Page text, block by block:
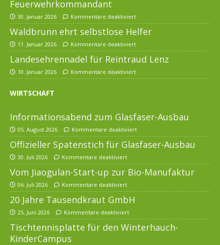
Feuerwehrkommandant
30. Januar 2026 Kommentare deaktiviert
Waldbrunn ehrt selbstlose Helfer
11. Januar 2026 Kommentare deaktiviert
Landesehrennadel für Reintraud Lenz
10. Januar 2026 Kommentare deaktiviert
WIRTSCHAFT
Informationsabend zum Glasfaser-Ausbau
05. August 2026 Kommentare deaktiviert
Offizieller Spatenstich für Glasfaser-Ausbau
30. Juli 2026 Kommentare deaktiviert
Vom Jiaogulan-Start-up zur Bio-Manufaktur
06. Juli 2026 Kommentare deaktiviert
20 Jahre Tausendkraut GmbH
25. Juni 2026 Kommentare deaktiviert
Tischtennisplatte für den Winterhauch-
KinderCampus